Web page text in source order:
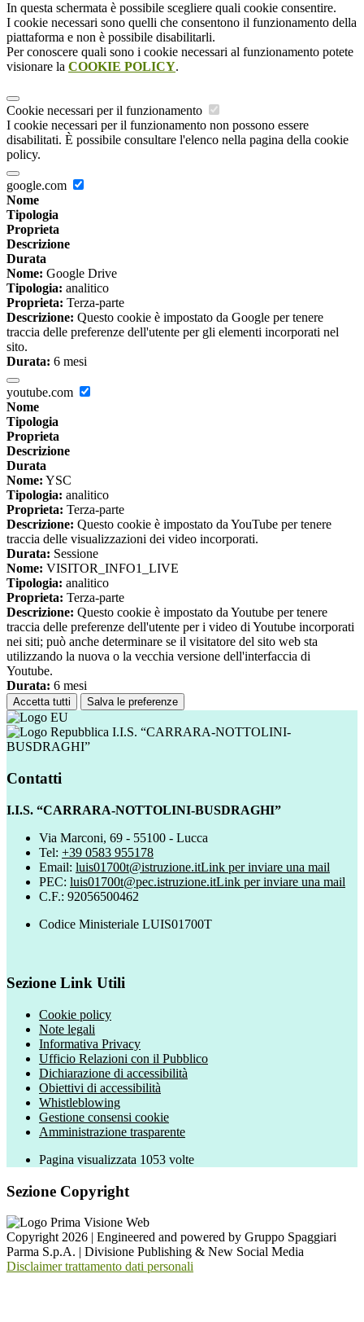
In questa schermata è possibile scegliere quali cookie consentire.
I cookie necessari sono quelli che consentono il funzionamento della
piattaforma e non è possibile disabilitarli.
Per conoscere quali sono i cookie necessari al funzionamento potete
visionare la COOKIE POLICY.
Cookie necessari per il funzionamento
I cookie necessari per il funzionamento non possono essere
disabilitati. È possibile consultare l'elenco nella pagina della cookie
policy.
google.com
Nome
Tipologia
Proprieta
Descrizione
Durata
Nome: Google Drive
Tipologia: analitico
Proprieta: Terza-parte
Descrizione: Questo cookie è impostato da Google per tenere
traccia delle preferenze dell'utente per gli elementi incorporati nel
sito.
Durata: 6 mesi
youtube.com
Nome
Tipologia
Proprieta
Descrizione
Durata
Nome: YSC
Tipologia: analitico
Proprieta: Terza-parte
Descrizione: Questo cookie è impostato da YouTube per tenere
traccia delle visualizzazioni dei video incorporati.
Durata: Sessione
Nome: VISITOR_INFO1_LIVE
Tipologia: analitico
Proprieta: Terza-parte
Descrizione: Questo cookie è impostato da Youtube per tenere
traccia delle preferenze dell'utente per i video di Youtube incorporati
nei siti; può anche determinare se il visitatore del sito web sta
utilizzando la nuova o la vecchia versione dell'interfaccia di
Youtube.
Durata: 6 mesi
Accetta tutti Salva le preferenze
I.I.S. “CARRARA-NOTTOLINI-
BUSDRAGHI”
Contatti
I.I.S. “CARRARA-NOTTOLINI-BUSDRAGHI”
Via Marconi, 69 - 55100 - Lucca
Tel: +39 0583 955178
Email: luis01700t@istruzione.itLink per inviare una mail
PEC: luis01700t@pec.istruzione.itLink per inviare una mail
C.F.: 92056500462
Codice Ministeriale LUIS01700T
Sezione Link Utili
Cookie policy
Note legali
Informativa Privacy
Ufficio Relazioni con il Pubblico
Dichiarazione di accessibilità
Obiettivi di accessibilità
Whistleblowing
Gestione consensi cookie
Amministrazione trasparente
Pagina visualizzata 1053 volte
Sezione Copyright
Copyright 2026 | Engineered and powered by Gruppo Spaggiari
Parma S.p.A. | Divisione Publishing & New Social Media
Disclaimer trattamento dati personali